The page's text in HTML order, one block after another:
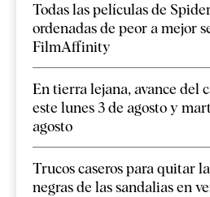
Todas las películas de
ordenadas de peor a mejor
FilmAffinity
En tierra lejana, avance del
este lunes 3 de agosto y
agosto
Trucos caseros para quitar
negras de las sandalias en